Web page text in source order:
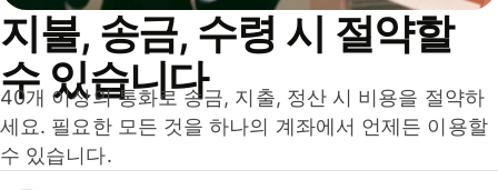
지불, 송금, 수령 시 절약할
수 있습니다
40개 이상의 통화로 송금, 지출, 정산 시 비용을 절약하
세요. 필요한 모든 것을 하나의 계좌에서 언제든 이용할
수 있습니다.